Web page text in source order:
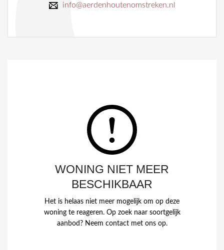
info@aerdenhoutenomstreken.nl
WONING NIET MEER
BESCHIKBAAR
Het is helaas niet meer mogelijk om op deze
woning te reageren. Op zoek naar soortgelijk
aanbod? Neem contact met ons op.